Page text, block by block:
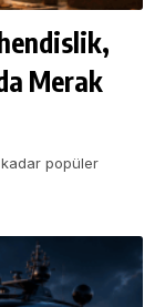
Merak
popüler